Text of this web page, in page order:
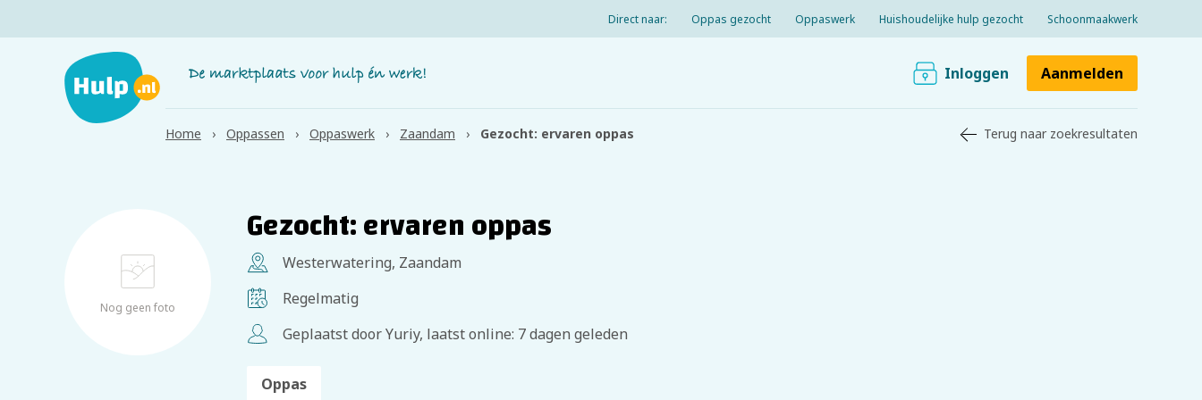
Direct naar: Oppas gezocht Oppaswerk Huishoudelijke hulp gezocht Schoonmaakwerk
Inloggen Aanmelden
Home Oppassen Oppaswerk Zaandam Gezocht: ervaren oppas Terug naar zoekresultaten
Nog geen foto
Gezocht: ervaren oppas
Westerwatering, Zaandam
Regelmatig
Geplaatst door Yuriy, laatst online: 7 dagen geleden
Oppas